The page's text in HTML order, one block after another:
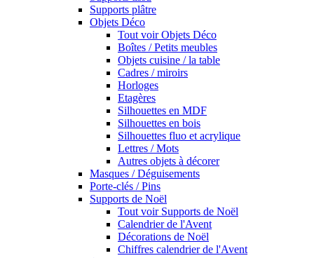
Supports plâtre
Objets Déco
Tout voir Objets Déco
Boîtes / Petits meubles
Objets cuisine / la table
Cadres / miroirs
Horloges
Etagères
Silhouettes en MDF
Silhouettes en bois
Silhouettes fluo et acrylique
Lettres / Mots
Autres objets à décorer
Masques / Déguisements
Porte-clés / Pins
Supports de Noël
Tout voir Supports de Noël
Calendrier de l'Avent
Décorations de Noël
Chiffres calendrier de l'Avent